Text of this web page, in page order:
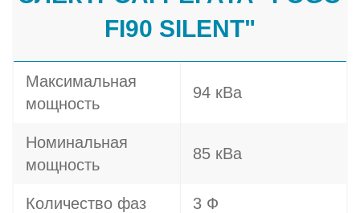
FI90 SILENT"
Максимальная
мощность
94 кВа
Номинальная
мощность
85 кВа
Количество фаз 3 Ф